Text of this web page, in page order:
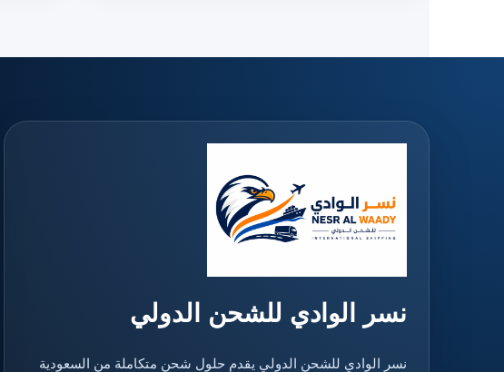
نسر الوادي للشحن الدولي
نسر الوادي للشحن الدولي يقدم حلول شحن متكاملة من السعودية